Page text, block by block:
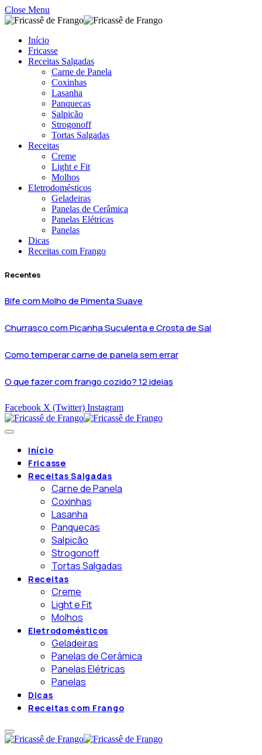
Close Menu
Início
Fricasse
Receitas Salgadas
Carne de Panela
Coxinhas
Lasanha
Panquecas
Salpicão
Strogonoff
Tortas Salgadas
Receitas
Creme
Light e Fit
Molhos
Eletrodomésticos
Geladeiras
Panelas de Cerâmica
Panelas Elétricas
Panelas
Dicas
Receitas com Frango
Recentes
Bife com Molho de Pimenta Suave
Churrasco com Picanha Suculenta e Crosta de Sal
Como temperar carne de panela sem errar
O que fazer com frango cozido? 12 ideias
Facebook X (Twitter) Instagram
Início
Fricasse
Receitas Salgadas
Carne de Panela
Coxinhas
Lasanha
Panquecas
Salpicão
Strogonoff
Tortas Salgadas
Receitas
Creme
Light e Fit
Molhos
Eletrodomésticos
Geladeiras
Panelas de Cerâmica
Panelas Elétricas
Panelas
Dicas
Receitas com Frango